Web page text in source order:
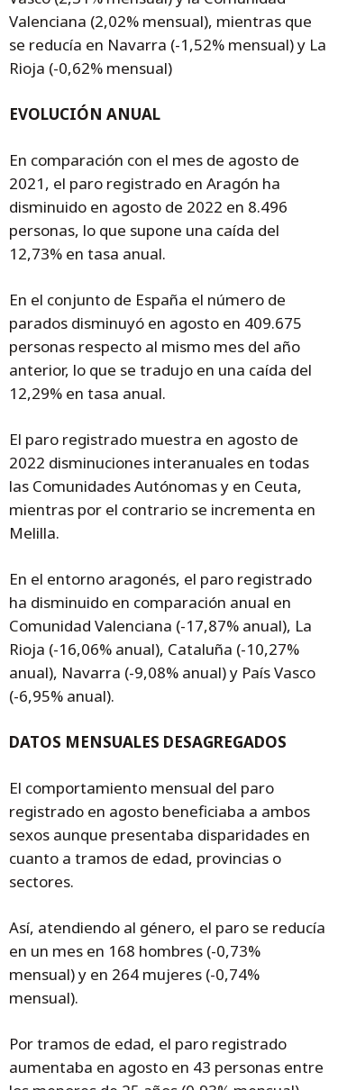
Valenciana (2,02% mensual), mientras que
se reducía en Navarra (-1,52% mensual) y La
Rioja (-0,62% mensual)
EVOLUCIÓN ANUAL
En comparación con el mes de agosto de
2021, el paro registrado en Aragón ha
disminuido en agosto de 2022 en 8.496
personas, lo que supone una caída del
12,73% en tasa anual.
En el conjunto de España el número de
parados disminuyó en agosto en 409.675
personas respecto al mismo mes del año
anterior, lo que se tradujo en una caída del
12,29% en tasa anual.
El paro registrado muestra en agosto de
2022 disminuciones interanuales en todas
las Comunidades Autónomas y en Ceuta,
mientras por el contrario se incrementa en
Melilla.
En el entorno aragonés, el paro registrado
ha disminuido en comparación anual en
Comunidad Valenciana (-17,87% anual), La
Rioja (-16,06% anual), Cataluña (-10,27%
anual), Navarra (-9,08% anual) y País Vasco
(-6,95% anual).
DATOS MENSUALES DESAGREGADOS
El comportamiento mensual del paro
registrado en agosto beneficiaba a ambos
sexos aunque presentaba disparidades en
cuanto a tramos de edad, provincias o
sectores.
Así, atendiendo al género, el paro se reducía
en un mes en 168 hombres (-0,73%
mensual) y en 264 mujeres (-0,74%
mensual).
Por tramos de edad, el paro registrado
aumentaba en agosto en 43 personas entre